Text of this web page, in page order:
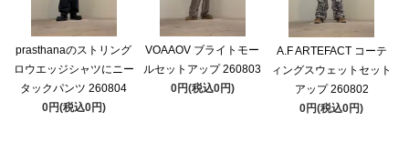
prasthanaのストリング
ロウエッジシャツにニー
タックパンツ 260804
0円(税込0円)
VOAAOV ブライトモー
ルセットアップ 260803
0円(税込0円)
A.F ARTEFACT コーテ
ィングスウェットセット
アップ 260802
0円(税込0円)